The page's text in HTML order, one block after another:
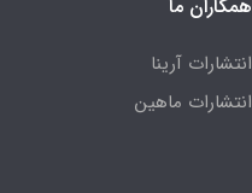
همکاران ما
انتشارات آرینا
انتشارات ماهین